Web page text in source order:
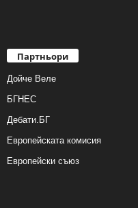
Партньори
Дойче Веле
БГНЕС
Дебати.БГ
Европейската комисия
Европейски съюз